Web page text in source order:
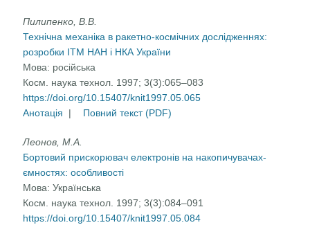
Пилипенко, В.В.
Технічна механіка в ракетно-космічних дослідженнях:
розробки ІТМ НАН і НКА України
Мова: російська
Косм. наука технол. 1997; 3(3):065–083
https://doi.org/10.15407/knit1997.05.065
Анотація
| Повний текст (PDF)
Леонов, М.А.
Бортовий прискорювач електронів на накопичувачах-
ємностях: особливості
Мова:Українська
Косм. наука технол. 1997; 3(3):084–091
https://doi.org/10.15407/knit1997.05.084